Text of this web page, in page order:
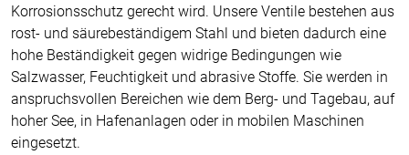
Korrosionsschutz gerecht wird. Unsere Ventile bestehen aus
rost- und säurebeständigem Stahl und bieten dadurch eine
hohe Beständigkeit gegen widrige Bedingungen wie
Salzwasser, Feuchtigkeit und abrasive Stoffe. Sie werden in
anspruchsvollen Bereichen wie dem Berg- und Tagebau, auf
hoher See, in Hafenanlagen oder in mobilen Maschinen
eingesetzt.